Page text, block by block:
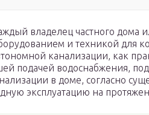
владелец частного дома
и техникой для
канализации, как
подачей водоснабжения,
в доме, согласно
эксплуатацию на